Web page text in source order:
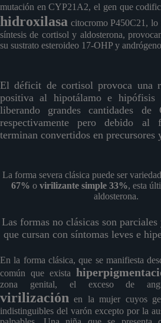
mutación en CYP21A2, el gen que
hidroxilasa citocromo P450C21, lo
síntesis de cortisol y aldosterona,
su sustrato esteroideo 17-OHP y
El déficit de cortisol provoca una
positiva al hipotálamo e hipófisis
liberando grandes cantidades
respectivamente pero debido al
terminan convertidos en precursores
La forma severa clásica puede ser variedad
67% o virilizante simple 33%, esta
aldosterona.
Las formas no clásicas son parciales
que cursan con síntomas leves e
En la forma clásica, que se manifiesta
común que exista
zona genital, el exceso de
virilización en la mujer cuyos
indistinguibles del varón excepto por la